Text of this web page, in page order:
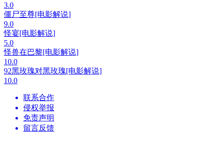
3.0
僵尸至尊[电影解说]
9.0
怪宴[电影解说]
5.0
怪兽在巴黎[电影解说]
10.0
92黑玫瑰对黑玫瑰[电影解说]
10.0
联系合作
侵权举报
免责声明
留言反馈